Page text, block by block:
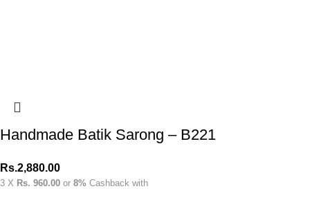
Handmade Batik Sarong – B221
Rs.2,880.00
3 X Rs. 960.00 or 8% Cashback with